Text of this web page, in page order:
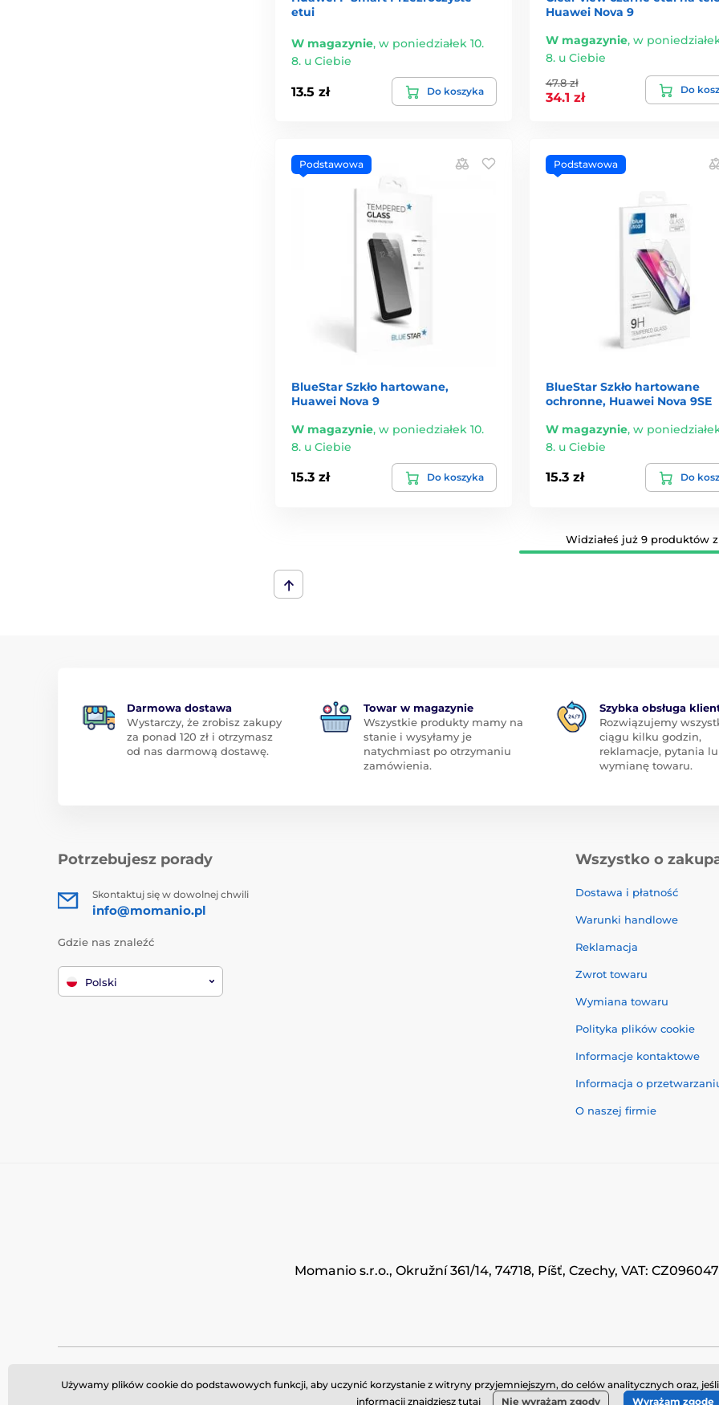
etui
W magazynie, w poniedziałek 10.
8. u Ciebie
13.5 zł Do koszyka
Huawei Nova 9
W magazynie, w
8. u Ciebie
47.8 zł
34.1 zł
Do
Podstawowa
BlueStar Szkło hartowane,
Huawei Nova 9
W magazynie, w poniedziałek 10.
8. u Ciebie
15.3 zł Do koszyka
Podstawowa
BlueStar Szkło hartowane
ochronne, Huawei Nova 9SE
W magazynie, w
8. u Ciebie
15.3 zł Do
Widziałeś już 9 produktów z
Darmowa dostawa
Wystarczy, że zrobisz zakupy
za ponad 120 zł i otrzymasz
od nas darmową dostawę.
Towar w magazynie
Wszystkie produkty mamy na
stanie i wysyłamy je
natychmiast po otrzymaniu
zamówienia.
Szybka obsługa
Rozwiązujemy
ciągu kilku godzin,
reklamacje, pytania
wymianę towaru.
Potrzebujesz porady
Skontaktuj się w dowolnej chwili
info@momanio.pl
Gdzie nas znaleźć
Polski
Wszystko o
Dostawa i płatność
Warunki handlowe
Reklamacja
Zwrot towaru
Wymiana towaru
Polityka plików cookie
Informacje kontaktowe
Informacja o
O naszej firmie
Momanio s.r.o., Okružní 361/14, 74718, Píšť, Czechy, VAT:
Używamy plików cookie do podstawowych funkcji, aby uczynić korzystanie z witryny przyjemniejszym, do celów analitycznych oraz,
informacji znajdziesz tutaj Nie wyrażam zgody Wyrażam zgodę